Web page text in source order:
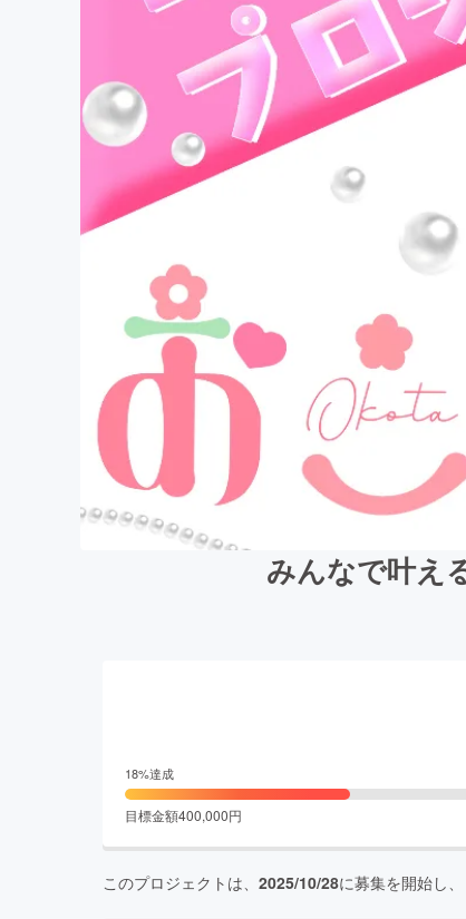
みんなで叶え
18%達成
目標金額400,000円
このプロジェクトは、 2025/10/28に募集を開始し、